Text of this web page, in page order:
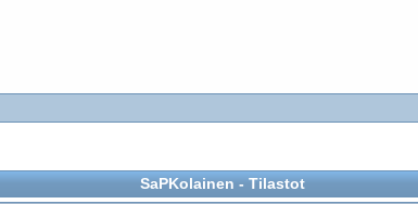
SaPKolainen - Tilastot